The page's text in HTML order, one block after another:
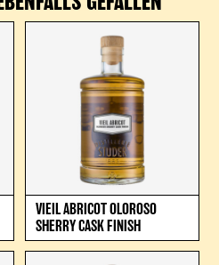
VIEIL ABRICOT OLOROSO
SHERRY CASK FINISH